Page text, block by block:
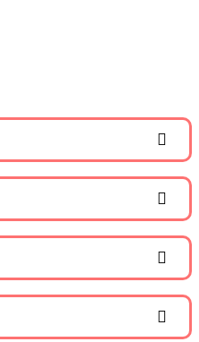
siz yapın!
Yaz
soru sorulmamış.
Sor